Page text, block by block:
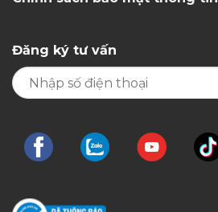
Đăng ký tư vấn